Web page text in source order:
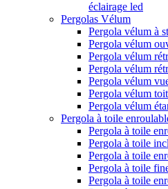
éclairage led
Pergolas Vélum
Pergola vélum à
Pergola vélum
Pergola vélum
Pergola vélum
Pergola vélum
Pergola vélum
Pergola vélum
Pergola à toile
Pergola à toile
Pergola à toile
Pergola à toile
Pergola à toile
Pergola à toile